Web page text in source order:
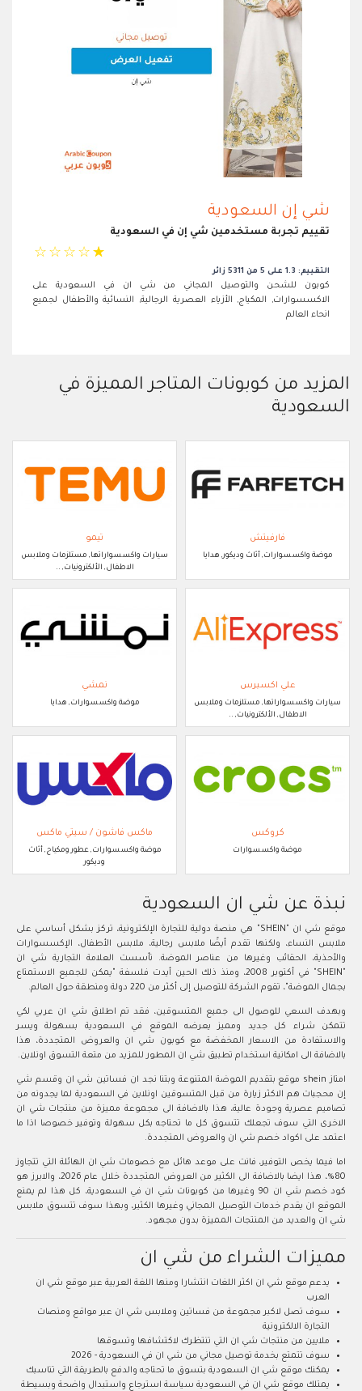
شي إن السعودية
تقييم تجربة مستخدمين شي إن في السعودية
☆ ☆ ☆ ☆ ☆
التقييم: 1.3 على 5 من 5311 زائر
كوبون للشحن والتوصيل المجاني من شي ان في السعودية على
الاكسسوارات, المكياج, الأزياء العصرية الرجالية, النسائية والأطفال لجميع
انحاء العالم
المزيد من كوبونات المتاجر المميزة في
السعودية
فارفيتش
موضة واكسسوارات, أثاث وديكور, هدايا
تيمو
سيارات واكسسواراتها, مستلزمات وملابس
الاطفال, الألكترونيات, ..
علي اكسبرس
سيارات واكسسواراتها, مستلزمات وملابس
الاطفال, الألكترونيات, ..
نمشي
موضة واكسسوارات, هدايا
كروكس
موضة واكسسوارات
ماكس فاشون / سيتي ماكس
موضة واكسسوارات, عطور ومكياج, أثاث
وديكور
نبذة عن شي ان السعودية
موقع شي ان "SHEIN" هي منصة دولية للتجارة الإلكترونية، تركز بشكل أساسي على
ملابس النساء، ولكنها تقدم أيضًا ملابس رجالية، ملابس الأطفال، الإكسسوارات
والأحذية، الحقائب وغيرها من عناصر الموضة. تأسست العلامة التجارية شي ان
"SHEIN" في أكتوبر 2008، ومنذ ذلك الحين أيدت فلسفة "يمكن للجميع الاستمتاع
بجمال الموضة"، تقوم الشركة للتوصيل إلى أكثر من 220 دولة ومنطقة حول العالم.
وبهدف السعي للوصول الى جميع المتسوقين، فقد تم اطلاق شي ان عربي لكي
تتمكن شراء كل جديد ومميز يعرضه الموقع في السعودية بسهولة ويسر
والاستفادة من الاسعار المخفضة مع كوبون شي ان والعروض المتجددة، هذا
بالاضافة الى امكانية استخدام تطبيق شي ان المطور للمزيد من متعة التسوق اونلاين.
امتاز shein موقع بتقديم الموضة المتنوعة وبتنا نجد ان فساتين شي ان وقسم شي
إن محجبات هم الاكثر زيارة من قبل المتسوقين اونلاين في السعودية لما يجدونه من
تصاميم عصرية وجودة عالية، هذا بالاضافة الى مجموعة مميزة من منتجات شي ان
الاخرى التي سوف تجعلك تتسوق كل ما تحتاجه بكل سهولة وتوفير خصوصا اذا ما
اعتمد على اكواد خصم شي ان والعروض المتجددة.
اما فيما يخص التوفير، فانت على موعد هائل مع خصومات شي ان الهائلة التي تتجاوز
80%، هذا ايضا بالاضافة الى الكثير من العروض المتجددة خلال عام 2026، والابرز هو
كود خصم شي ان 90 وغيرها من كوبونات شي ان في السعودية، كل هذا لم يمنع
الموقع ان يقدم خدمات التوصيل المجاني وغيرها الكثير، وبهذا سوف تتسوق ملابس
شي ان والعديد من المنتجات المميزة بدون مجهود.
مميزات الشراء من شي ان
يدعم موقع شي ان اكثر اللغات انتشارا ومنها اللغة العربية عبر موقع شي ان
العرب
سوف تصل لاكبر مجموعة من فساتين وملابس شي ان عبر مواقع ومنصات
التجارة الالكترونية
ملايين من منتجات شي ان التي تنتظرك لاكتشافها وتسوقها
سوف تتمتع بخدمة توصيل مجاني من شي ان في السعودية - 2026
يمكنك موقع شي ان السعودية بتسوق ما تحتاجه والدفع بالطريقة التي تناسبك
يمتلك موقع شي ان في السعودية سياسة استرجاع واستبدال واضحة وبسيطة